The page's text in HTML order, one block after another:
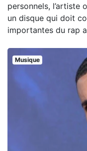
personnels, l’artiste
un disque qui doit
importantes du rap
Musique